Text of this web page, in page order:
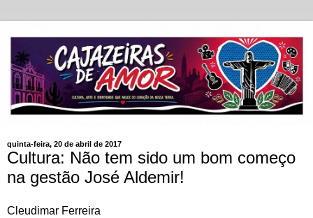
quinta-feira, 20 de abril de 2017
Cultura: Não tem sido um bom começo
na gestão José Aldemir!
Cleudimar Ferreira